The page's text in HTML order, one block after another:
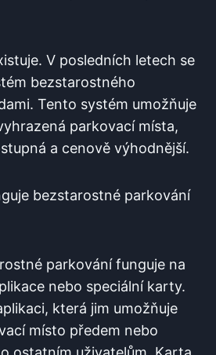
V ‍posledních letech‌ se
bezstarostného
​Tento systém umožňuje
parkovací místa,
a cenově výhodnější.
⁣bezstarostné​ parkování
parkování ⁢funguje na
nebo speciální karty.
která jim umožňuje
místo ​předem⁣ nebo